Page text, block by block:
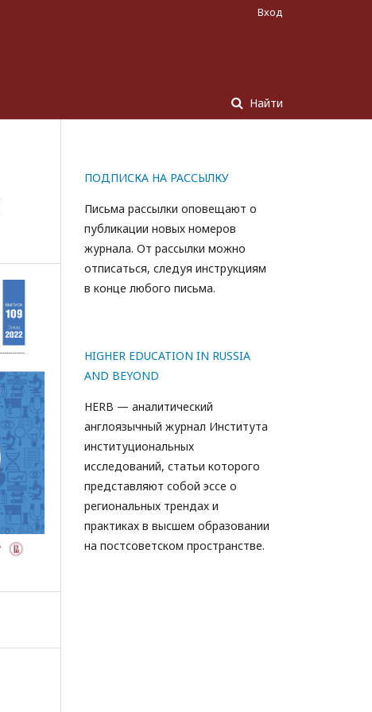
Найти
Вход
ПОДПИСКА НА РАССЫЛКУ
Письма рассылки оповещают о
публикации новых номеров
журнала. От рассылки можно
отписаться, следуя инструкциям
в конце любого письма.
HIGHER EDUCATION IN RUSSIA
AND BEYOND
HERB — аналитический
англоязычный журнал Института
институциональных
исследований, статьи которого
представляют собой эссе о
региональных трендах и
практиках в высшем образовании
на постсоветском пространстве.